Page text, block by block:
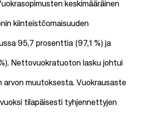
keskimääräinen
kiinteistöomaisuuden
95,7 prosenttia (97,1 %) ja
Nettovuokratuoton lasku johtui
arvon muutoksesta. Vuokrausaste
tilapäisesti tyhjennettyjen